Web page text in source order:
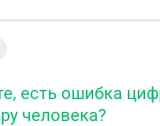
есть ошибка
человека?